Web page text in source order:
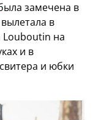
замечена в
в
Louboutin на
и в
и юбки